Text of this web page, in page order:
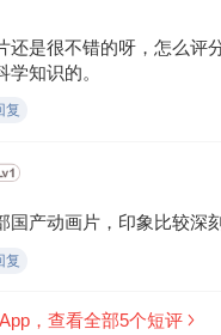
还是很不错的呀，怎么评
学知识的。
复
国产动画片，印象比较深刻
复
，查看全部5个短评